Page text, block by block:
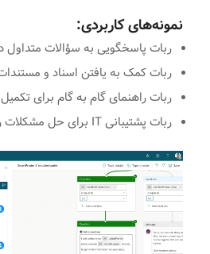
نمونه‌های کاربردی:
ربات پاسخگویی به سؤالات
ربات کمک به یافتن اسناد و
ربات راهنمای گام به گام برای
ربات پشتیبانی IT برای حل مشکلات رایج کاربران